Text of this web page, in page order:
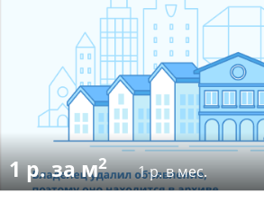
1 р. за м2 1 р. в мес.